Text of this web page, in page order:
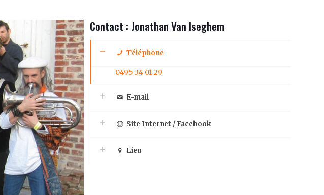
Contact : Jonathan Van Iseghem
Téléphone
0495 34 01 29
E-mail
Site Internet / Facebook
Lieu